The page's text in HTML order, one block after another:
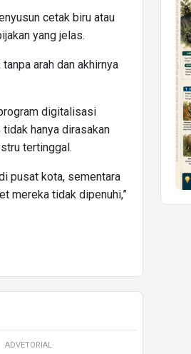
cetak biru atau
yang jelas.
arah dan akhirnya
digitalisasi
hanya dirasakan
tertinggal.
pusat kota, sementara
mereka tidak dipenuhi,”
ADVETORIAL